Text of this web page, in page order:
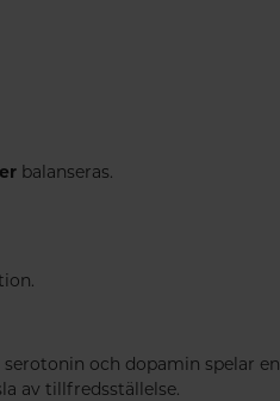
balanseras.
serotonin och dopamin spelar en
av tillfredsställelse.